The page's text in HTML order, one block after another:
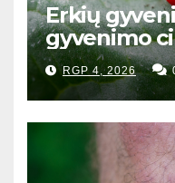
Erkių
gyvenimo
RGP 4, 2026